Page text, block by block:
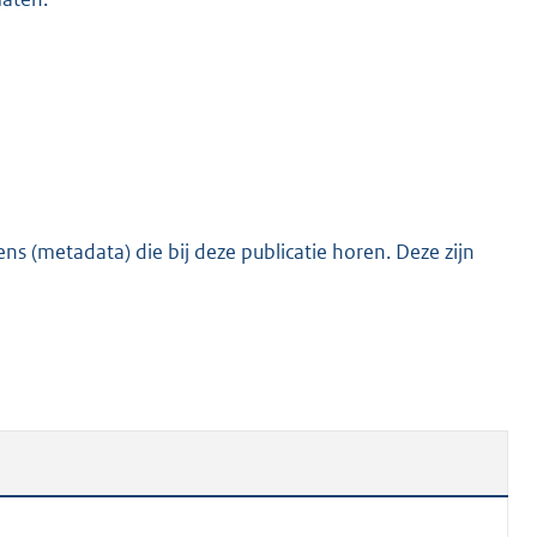
(metadata) die bij deze publicatie horen. Deze zijn